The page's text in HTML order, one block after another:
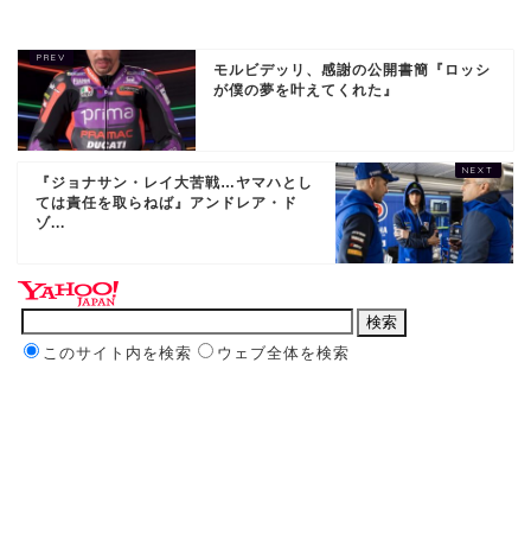
モルビデッリ、感謝の公開書簡『ロッシ
が僕の夢を叶えてくれた』
『ジョナサン・レイ大苦戦…ヤマハとし
ては責任を取らねば』アンドレア・ド
ゾ...
このサイト内を検索 ウェブ全体を検索